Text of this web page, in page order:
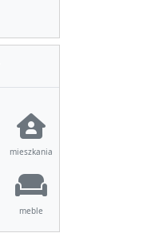
mieszkania
meble